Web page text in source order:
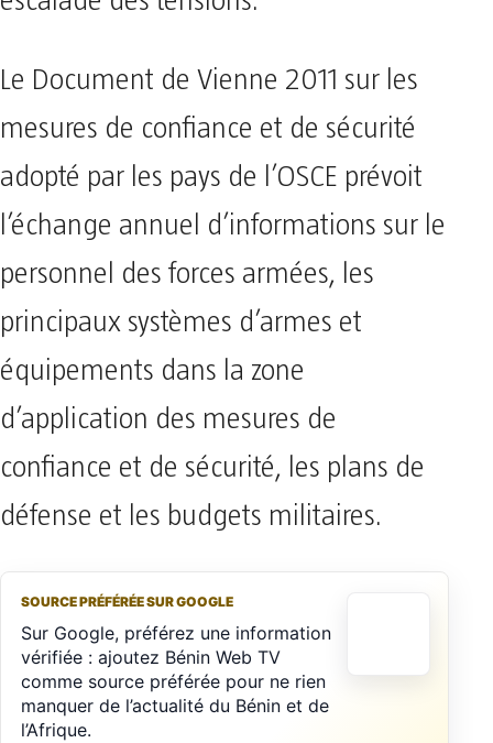
Le Document de Vienne 2011 sur les
mesures de confiance et de sécurité
adopté par les pays de l’OSCE prévoit
l’échange annuel d’informations sur le
personnel des forces armées, les
principaux systèmes d’armes et
équipements dans la zone
d’application des mesures de
confiance et de sécurité, les plans de
défense et les budgets militaires.
SOURCE PRÉFÉRÉE SUR GOOGLE
Sur Google, préférez une information
vérifiée : ajoutez Bénin Web TV
comme source préférée pour ne rien
manquer de l’actualité du Bénin et de
l’Afrique.